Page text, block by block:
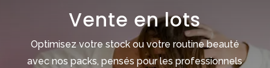
Vente en lots
Optimisez votre stock ou votre routine beauté
avec nos packs, pensés pour les professionnels